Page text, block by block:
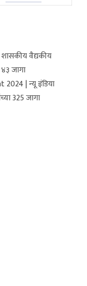
वैद्यकीय
जागा
| न्यू इंडिया
325 जागा